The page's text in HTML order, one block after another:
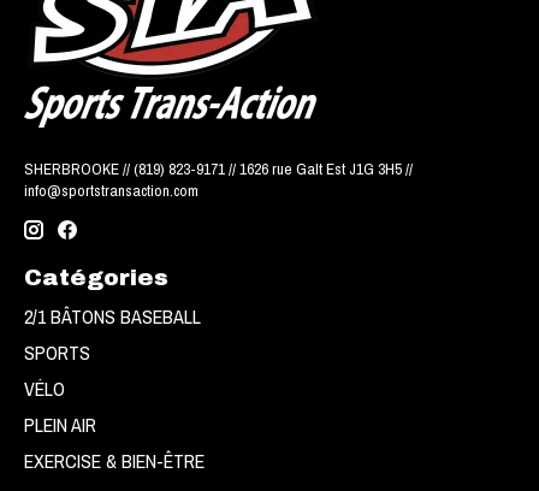
SHERBROOKE // (819) 823-9171 // 1626 rue Galt Est J1G 3H5 //
info@sportstransaction.com
Catégories
2/1 BÂTONS BASEBALL
SPORTS
VÉLO
PLEIN AIR
EXERCISE & BIEN-ÊTRE